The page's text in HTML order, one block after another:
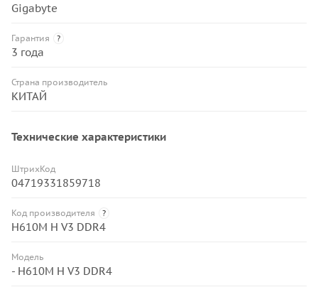
Gigabyte
Гарантия ?
3 года
Страна производитель
КИТАЙ
Технические характеристики
ШтрихКод
04719331859718
Код производителя ?
H610M H V3 DDR4
Модель
- H610M H V3 DDR4